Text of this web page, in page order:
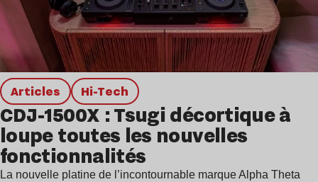
Articles Hi-Tech
CDJ-1500X : Tsugi décortique à
loupe toutes les nouvelles
fonctionnalités
La nouvelle platine de l’incontournable marque Alpha Theta